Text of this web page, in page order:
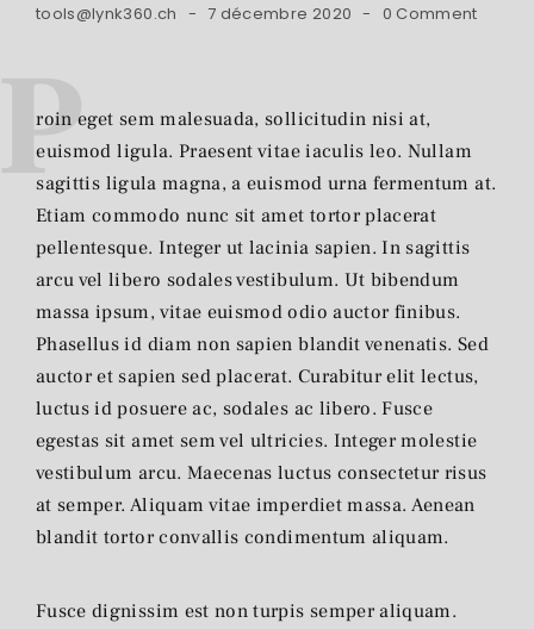
tools@lynk360.ch 7 décembre 2020 0 Comment
roin eget sem malesuada, sollicitudin nisi at,
euismod ligula. Praesent vitae iaculis leo. Nullam
sagittis ligula magna, a euismod urna fermentum at.
Etiam commodo nunc sit amet tortor placerat
pellentesque. Integer ut lacinia sapien. In sagittis
arcu vel libero sodales vestibulum. Ut bibendum
massa ipsum, vitae euismod odio auctor finibus.
Phasellus id diam non sapien blandit venenatis. Sed
auctor et sapien sed placerat. Curabitur elit lectus,
luctus id posuere ac, sodales ac libero. Fusce
egestas sit amet sem vel ultricies. Integer molestie
vestibulum arcu. Maecenas luctus consectetur risus
at semper. Aliquam vitae imperdiet massa. Aenean
blandit tortor convallis condimentum aliquam.
Fusce dignissim est non turpis semper aliquam.